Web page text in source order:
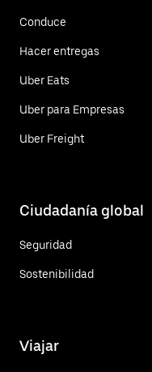
Conduce
Hacer entregas
Uber Eats
Uber para Empresas
Uber Freight
Ciudadanía global
Seguridad
Sostenibilidad
Viajar